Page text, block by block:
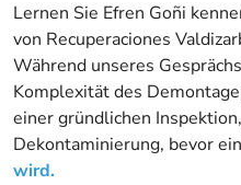
Lernen Sie Efren Goñi
von Recuperaciones
Während unseres
Komplexität des
einer gründlichen
Dekontaminierung, bevor ein
wird.